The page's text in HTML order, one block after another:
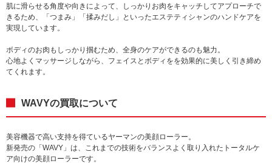
肌に滑らせる角度や向きによって、しっかりお肉をキャッチしてアプローチで
きるため、「つまみ」「揉みだし」といったエステティシャンのハンドケアを
実現しています。
ボディのお肉もしっかり掴むため、全身のケアができるのも魅力。
心地よくマッサージしながら、フェイスとボディをを効果的に美しく引き締め
てくれます。
WAVYの買取について
美容機器で高い支持を得ているヤーマンの美顔ローラー。
新発売の「WAVY」は、これまでの技術をバランスよく取り入れたトータルケ
ア向けの美顔ローラーです。